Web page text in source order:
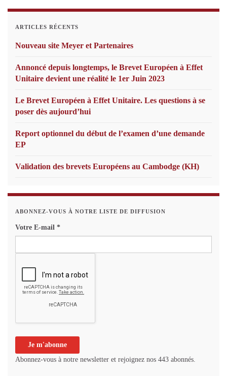
ARTICLES RÉCENTS
Nouveau site Meyer et Partenaires
Annoncé depuis longtemps, le Brevet Européen à Effet
Unitaire devient une réalité le 1er Juin 2023
Le Brevet Européen à Effet Unitaire. Les questions à se
poser dès aujourd’hui
Report optionnel du début de l’examen d’une demande
EP
Validation des brevets Européens au Cambodge (KH)
ABONNEZ-VOUS À NOTRE LISTE DE DIFFUSION
Votre E-mail *
Abonnez-vous à notre newsletter et rejoignez nos 443 abonnés.